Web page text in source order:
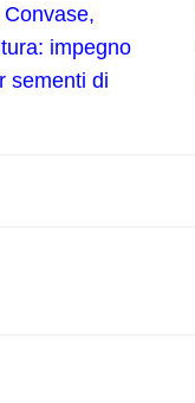
impegno
sementi di